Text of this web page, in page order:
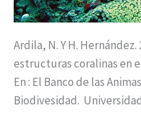
Ardila, N. Y H.
estructuras coralinas en
En : El Banco de las
Biodivesidad.